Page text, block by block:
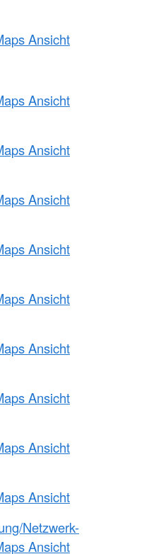
Ansicht
Ansicht
Ansicht
Ansicht
Ansicht
Ansicht
Ansicht
Ansicht
Ansicht
Ansicht
Netzwerk-
Ansicht